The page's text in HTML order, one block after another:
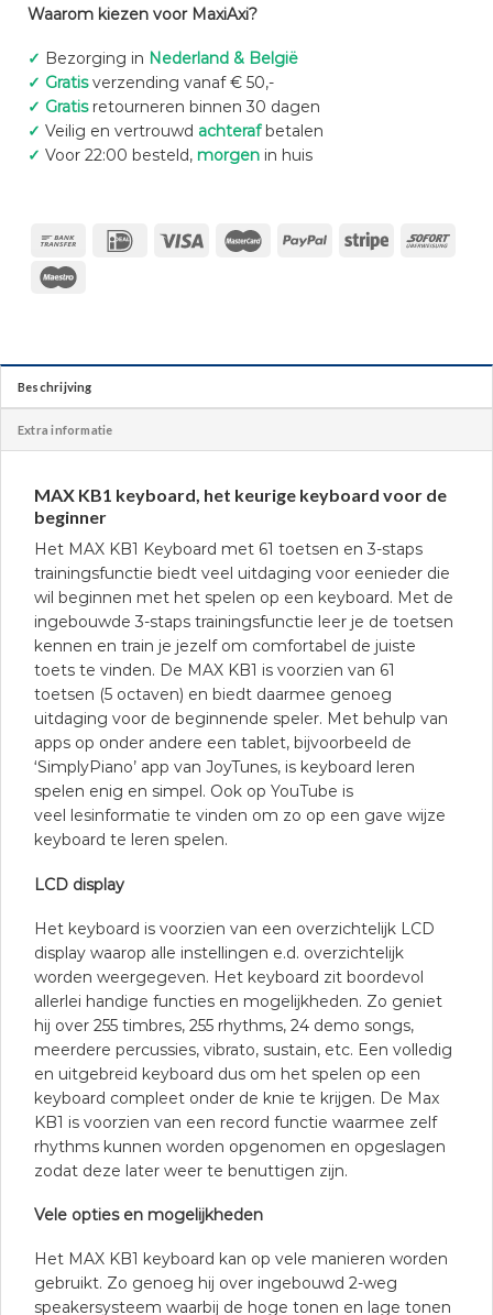
Waarom kiezen voor MaxiAxi?
✓ Bezorging in Nederland & België
✓ Gratisverzending vanaf € 50,-
✓ Gratisretourneren binnen 30 dagen
✓ Veilig en vertrouwd achterafbetalen
✓ Voor 22:00 besteld, morgenin huis
Beschrijving
Extra informatie
MAX KB1 keyboard, het keurige keyboard voor de
beginner
Het MAX KB1 Keyboard met 61 toetsen en 3-staps
trainingsfunctie biedt veel uitdaging voor eenieder die
wil beginnen met het spelen op een keyboard. Met de
ingebouwde 3-staps trainingsfunctie leer je de toetsen
kennen en train je jezelf om comfortabel de juiste
toets te vinden. De MAX KB1 is voorzien van 61
toetsen (5 octaven) en biedt daarmee genoeg
uitdaging voor de beginnende speler. Met behulp van
apps op onder andere een tablet, bijvoorbeeld de
‘SimplyPiano’ app van JoyTunes, is keyboard leren
spelen enig en simpel. Ook op YouTube is
veel lesinformatie te vinden om zo op een gave wijze
keyboard te leren spelen.
LCD display
Het keyboard is voorzien van een overzichtelijk LCD
display waarop alle instellingen e.d. overzichtelijk
worden weergegeven. Het keyboard zit boordevol
allerlei handige functies en mogelijkheden. Zo geniet
hij over 255 timbres, 255 rhythms, 24 demo songs,
meerdere percussies, vibrato, sustain, etc. Een volledig
en uitgebreid keyboard dus om het spelen op een
keyboard compleet onder de knie te krijgen. De Max
KB1 is voorzien van een record functie waarmee zelf
rhythms kunnen worden opgenomen en opgeslagen
zodat deze later weer te benuttigen zijn.
Vele opties en mogelijkheden
Het MAX KB1 keyboard kan op vele manieren worden
gebruikt. Zo genoeg hij over ingebouwd 2-weg
speakersysteem waarbij de hoge tonen en lage tonen